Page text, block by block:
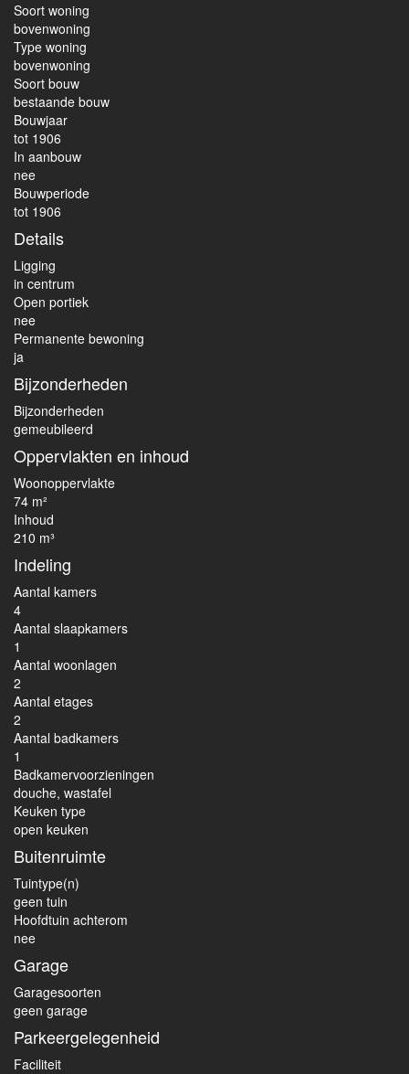
Soort woning
bovenwoning
Type woning
bovenwoning
Soort bouw
bestaande bouw
Bouwjaar
tot 1906
In aanbouw
nee
Bouwperiode
tot 1906
Details
Ligging
in centrum
Open portiek
nee
Permanente bewoning
ja
Bijzonderheden
Bijzonderheden
gemeubileerd
Oppervlakten en inhoud
Woonoppervlakte
74 m²
Inhoud
210 m³
Indeling
Aantal kamers
4
Aantal slaapkamers
1
Aantal woonlagen
2
Aantal etages
2
Aantal badkamers
1
Badkamervoorzieningen
douche, wastafel
Keuken type
open keuken
Buitenruimte
Tuintype(n)
geen tuin
Hoofdtuin achterom
nee
Garage
Garagesoorten
geen garage
Parkeergelegenheid
Faciliteit